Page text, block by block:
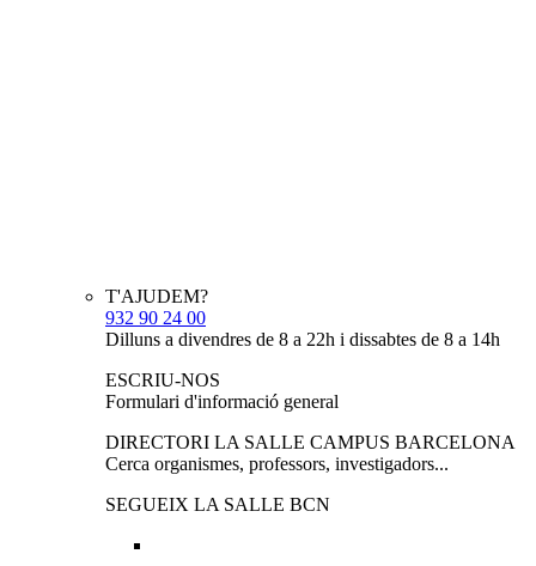
T'AJUDEM?
932 90 24 00
Dilluns a divendres de 8 a 22h i dissabtes de 8 a 14h
ESCRIU-NOS
Formulari d'informació general
DIRECTORI LA SALLE CAMPUS BARCELONA
Cerca organismes, professors, investigadors...
SEGUEIX LA SALLE BCN